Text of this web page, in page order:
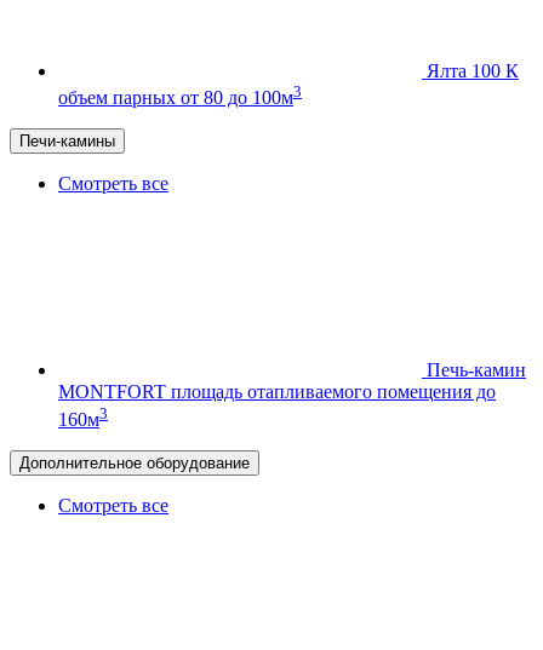
Ялта 100 К
объем парных от 80 до 100м3
Печи-камины
Смотреть все
Печь-камин
MONTFORT площадь отапливаемого помещения до
160м3
Дополнительное оборудование
Смотреть все